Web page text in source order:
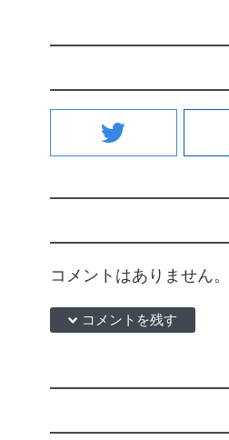
twitter
コメントはありません。
down コメントを残す